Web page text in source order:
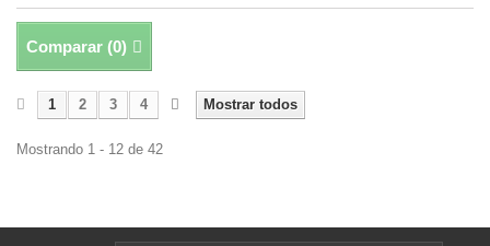
Comparar (0)
Mostrar todos
1 2 3 4
Mostrando 1 - 12 de 42